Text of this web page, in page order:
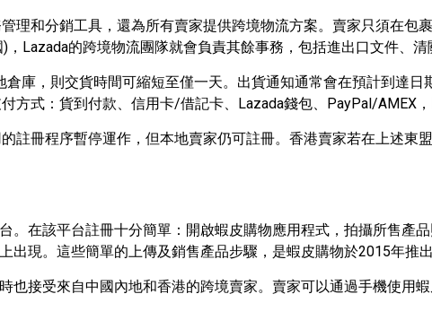
理和分銷工具，還為所有賣家提供跨境物流方案。賣家只須在包
) ， Lazada的跨境物流團隊就會負責其餘事務，包括進出口文件、清
倉庫，則交貨時間可縮短至僅一天。出貨通知通常會在預計到達日
方式：貨到付款、信用卡/借記卡、 Lazada錢包、 PayPal/AMEX
註冊程序暫停運作，但本地賣家仍可註冊。香港賣家若在上述東
。在該平台註冊十分簡單：開啟蝦皮購物應用程式，拍攝所售產
出現。這些簡單的上傳及銷售產品步驟，是蝦皮購物於2015年推
也接受來自中國內地和香港的跨境賣家。賣家可以通過手機使用